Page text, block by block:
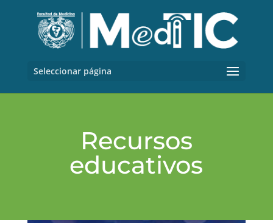
Seleccionar página
Recursos
educativos